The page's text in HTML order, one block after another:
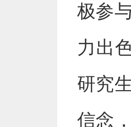
极参
力出
研究
信念